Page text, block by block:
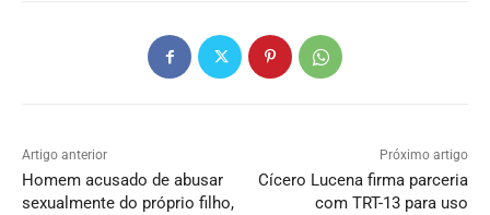
Artigo anterior
Homem acusado de abusar
sexualmente do próprio filho,
Próximo artigo
Cícero Lucena firma parceria
com TRT-13 para uso